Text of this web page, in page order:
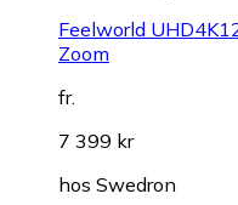
Feelworld
Zoom
fr.
7 399 kr
hos Swedron